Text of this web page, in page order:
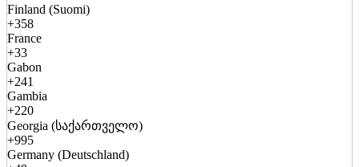
Finland (Suomi)
+358
France
+33
Gabon
+241
Gambia
+220
Georgia (საქართველო)
+995
Germany (Deutschland)